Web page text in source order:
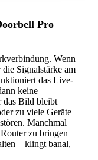
Pro
Wenn
Signalstärke am
das Live-
keine
das Bild bleibt
zu viele Geräte
Manchmal
zu bringen
– klingt banal,